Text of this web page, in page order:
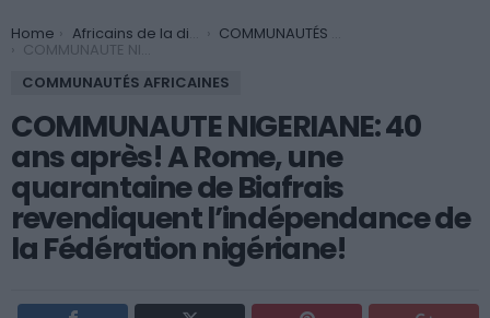
You are here:
Home Africains de la diaspora COMMUNAUTÉS AFRICAINES
COMMUNAUTE NIGERIANE: 40 ans après! A Rome, une quarantaine de Biafrais revendiquent l’indépendance de la Fédération nigériane!
COMMUNAUTÉS AFRICAINES
COMMUNAUTE NIGERIANE: 40
ans après! A Rome, une
quarantaine de Biafrais
revendiquent l’indépendance de
la Fédération nigériane!